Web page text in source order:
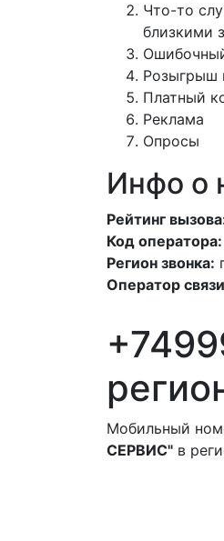
Что-то
близкими
Розыгрыш
Платный
Реклама
Опросы
Инфо о
Рейтинг
Код оператора:
Регион звонка:
Оператор
Мобильный
СЕРВИС" в